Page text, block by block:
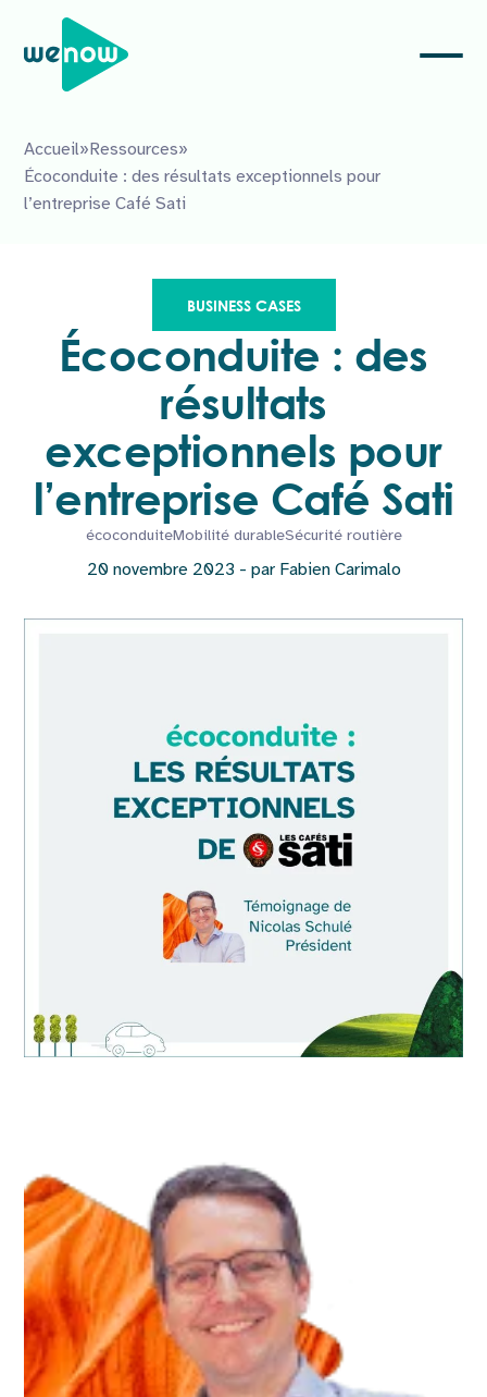
Accueil»Ressources»
Écoconduite : des résultats exceptionnels pour
l’entreprise Café Sati
BUSINESS CASES
Écoconduite : des
résultats
exceptionnels pour
l’entreprise Café Sati
écoconduiteMobilité durableSécurité routière
20 novembre 2023 - par Fabien Carimalo